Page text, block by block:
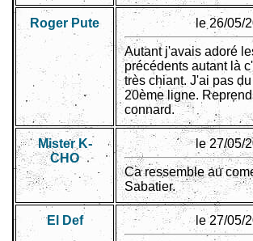
Roger Pute le 26/05/
Autant j'avais adoré
précédents autant là
très chiant. J'ai pas
20ème ligne.
connard.
Mister K-
CHO
le 27/05/
Ca ressemble au
Sabatier.
El Def le 27/05/